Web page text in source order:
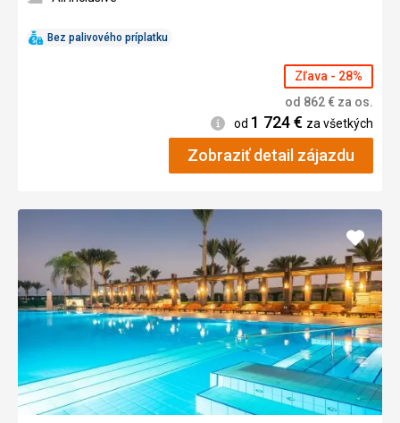
Bez palivového príplatku
Zľava - 28%
od 862€ za os.
Informácie
od 1 724€ za všetkých
Zobraziť detail zájazdu
Pridať
do